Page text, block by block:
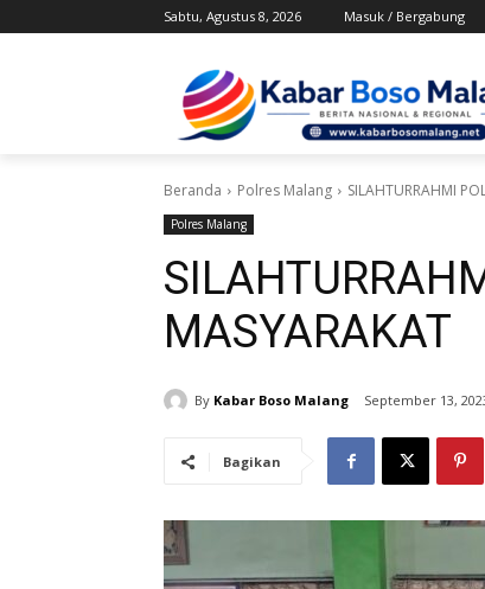
Sabtu, Agustus 8, 2026 Masuk / Bergabung
Beranda Polres Malang SILAHTURRAHMI
Polres Malang
MASYARAKAT
By Kabar Boso Malang September 13,
Bagikan